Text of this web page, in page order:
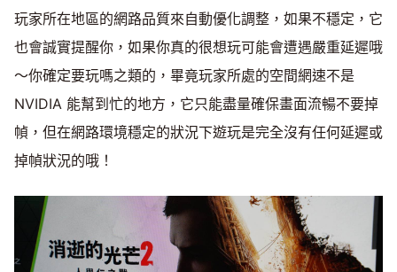
玩家所在地區的網路品質來自動優化調整，如果不穩定，它
也會誠實提醒你，如果你真的很想玩可能會遭遇嚴重延遲哦
～你確定要玩嗎之類的，畢竟玩家所處的空間網速不是
NVIDIA 能幫到忙的地方，它只能盡量確保畫面流暢不要掉
幀，但在網路環境穩定的狀況下遊玩是完全沒有任何延遲或
掉幀狀況的哦！